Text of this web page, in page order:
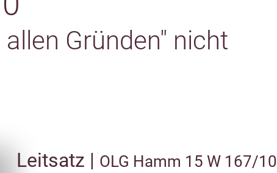
Gründen" nicht
Leitsatz | OLG Hamm 15 W 167/10